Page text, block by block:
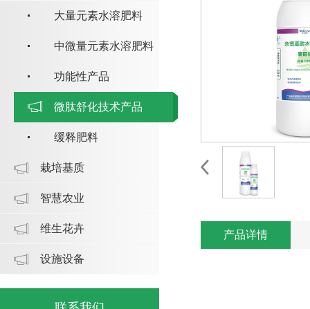
大量元素水溶肥料
中微量元素水溶肥料
功能性产品
微肽舒化技术产品
缓释肥料
栽培基质
智慧农业
维生花卉
设施设备
产品详情